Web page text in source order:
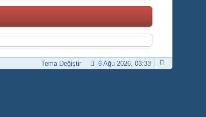
6 Ağu 2026, 03:33
Tema Değiştir